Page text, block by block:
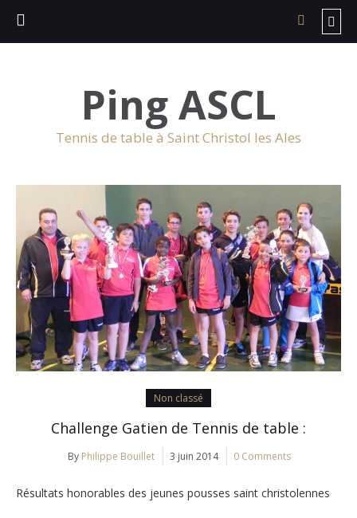
Ping ASCL
Tennis de table à Saint Christol les Ales
Non classé
Challenge Gatien de Tennis de table :
By Philippe Bouillet 3 juin 2014 0 Comments
Résultats honorables des jeunes pousses saint christolennes